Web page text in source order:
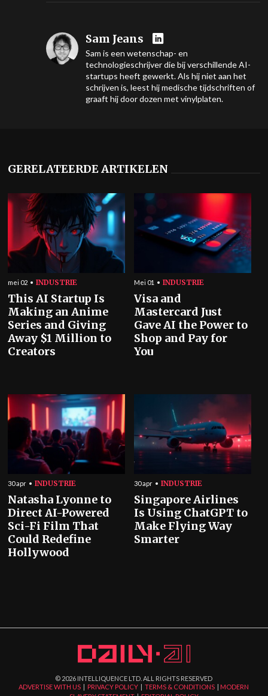
Sam Jeans
Sam is een wetenschap- en
technologieschrijver die bij verschillende AI-
startups heeft gewerkt. Als hij niet aan het
schrijven is, leest hij medische tijdschriften of
graaft hij door dozen met vinylplaten.
GERELATEERDE ARTIKELEN
mei 02 INDUSTRIE
This AI Startup Is
Making an Anime
Series and Giving
Away $1 Million to
Creators
Mei 01 INDUSTRIE
Visa and
Mastercard Just
Gave AI the Power to
Shop and Pay for
You
30 apr INDUSTRIE
Natasha Lyonne to
Direct AI-Powered
Sci-Fi Film That
Could Redefine
Hollywood
30 apr INDUSTRIE
Singapore Airlines
Is Using ChatGPT to
Make Flying Way
Smarter
© 2026 INTELLIQUENCE LTD. ALL RIGHTS RESERVED
ADVERTISE WITH US
PRIVACY POLICY |TERMS & CONDITIONS
MODERN